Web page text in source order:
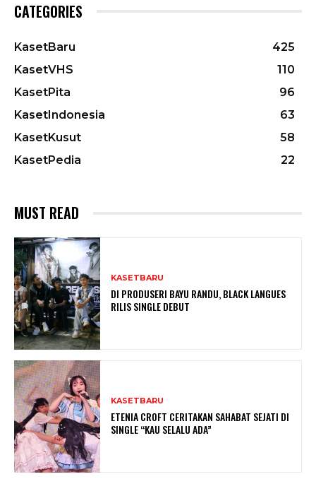
CATEGORIES
KasetBaru
425
KasetVHS
110
KasetPita
96
KasetIndonesia
63
KasetKusut
58
KasetPedia
22
MUST READ
KASETBARU
DI PRODUSERI BAYU RANDU, BLACK LANGUES
RILIS SINGLE DEBUT
KASETBARU
ETENIA CROFT CERITAKAN SAHABAT SEJATI DI
SINGLE “KAU SELALU ADA”